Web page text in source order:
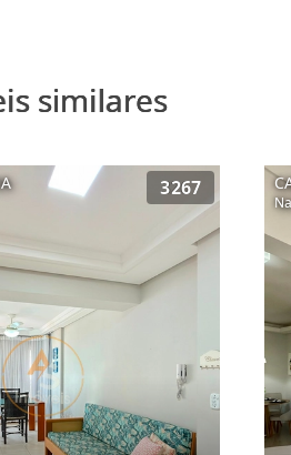
similares
3267